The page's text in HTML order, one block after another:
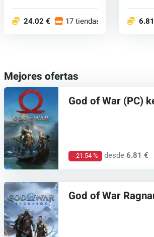
24.02 € 17 tiendas
Mejores ofertas
God of War (PC)
- 21.54 % desde6.81 €
God of War